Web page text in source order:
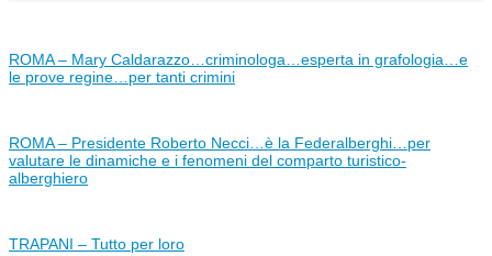
ROMA – Mary Caldarazzo…criminologa…esperta in grafologia…e
le prove regine…per tanti crimini
ROMA – Presidente Roberto Necci…è la Federalberghi…per
valutare le dinamiche e i fenomeni del comparto turistico-
alberghiero
TRAPANI – Tutto per loro